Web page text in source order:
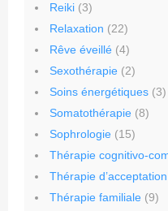
Reiki (3)
Relaxation (22)
Rêve éveillé (4)
Sexothérapie (2)
Soins énergétiques (3)
Somatothérapie (8)
Sophrologie (15)
Thérapie cognitivo-
Thérapie
Thérapie familiale (9)